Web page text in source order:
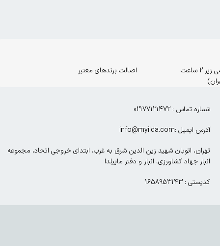
اصالت برندهای معتبر
ارسال اورژانسی زیر 2 ساعت
شماره تماس : 02177121472
آدرس ایمیل :info@myilda.com
تهران، اتوبان شهید زین الدین شرق به غرب، ابتدای خروجی اتحاد، مجموعه
انبار جهاد کشاورزی، انبار و دفتر ماییلدا
کدپستی : 1658953143